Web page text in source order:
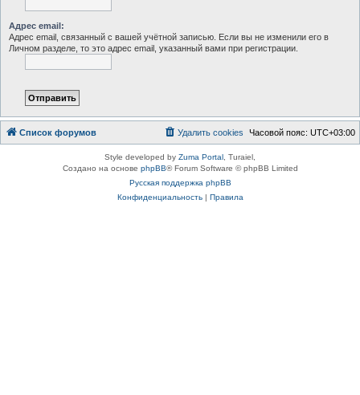
Адрес email:
Адрес email, связанный с вашей учётной записью. Если вы не изменили его в
Личном разделе, то это адрес email, указанный вами при регистрации.
Список форумов Часовой пояс: UTC+03:00
Удалить cookies
Style developed by Zuma Portal , Turaiel,
Создано на основе phpBB® Forum Software © phpBB Limited
Русская поддержка phpBB
Конфиденциальность| Правила